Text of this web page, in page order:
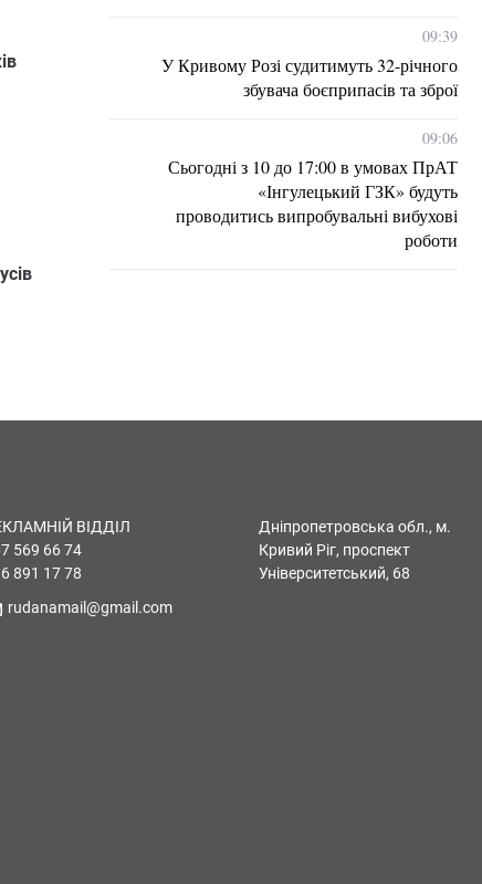
09:39
У Кривому Розі судитимуть 32-річного
збувача боєприпасів та зброї
09:06
Сьогодні з 10 до 17:00 в умовах ПрАТ
«Інгулецький ГЗК» будуть
проводитись випробувальні вибухові
роботи
ВІДДІЛ
569 66 74
891 17 78
rudanamail@gmail.com
Дніпропетровська обл., м.
Кривий Ріг, проспект
Університетський, 68